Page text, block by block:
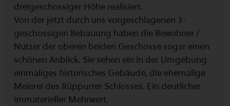
dreigeschossiger Höhe realisiert.
Von der jetzt durch uns vorgeschlagenen 3-
geschossigen Bebauung haben die Bewohner /
Nutzer der oberen beiden Geschosse sogar einen
schönen Anblick. Sie sehen ein in der Umgebung
einmaliges historisches Gebäude, die ehemalige
Meierei des Rüppurrer Schlosses. Ein deutlicher
immaterieller Mehrwert.